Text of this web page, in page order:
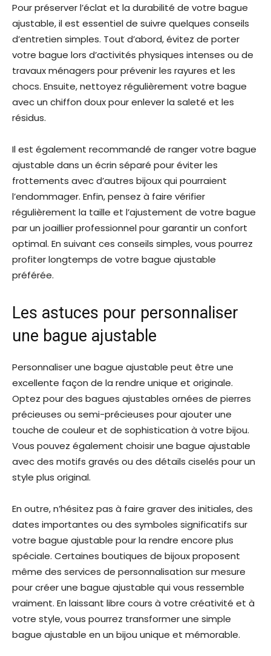
Pour préserver l’éclat et la durabilité de votre bague
ajustable, il est essentiel de suivre quelques conseils
d’entretien simples. Tout d’abord, évitez de porter
votre bague lors d’activités physiques intenses ou de
travaux ménagers pour prévenir les rayures et les
chocs. Ensuite, nettoyez régulièrement votre bague
avec un chiffon doux pour enlever la saleté et les
résidus.
Il est également recommandé de ranger votre bague
ajustable dans un écrin séparé pour éviter les
frottements avec d’autres bijoux qui pourraient
l’endommager. Enfin, pensez à faire vérifier
régulièrement la taille et l’ajustement de votre bague
par un joaillier professionnel pour garantir un confort
optimal. En suivant ces conseils simples, vous pourrez
profiter longtemps de votre bague ajustable
préférée.
Les astuces pour personnaliser
une bague ajustable
Personnaliser une bague ajustable peut être une
excellente façon de la rendre unique et originale.
Optez pour des bagues ajustables ornées de pierres
précieuses ou semi-précieuses pour ajouter une
touche de couleur et de sophistication à votre bijou.
Vous pouvez également choisir une bague ajustable
avec des motifs gravés ou des détails ciselés pour un
style plus original.
En outre, n’hésitez pas à faire graver des initiales, des
dates importantes ou des symboles significatifs sur
votre bague ajustable pour la rendre encore plus
spéciale. Certaines boutiques de bijoux proposent
même des services de personnalisation sur mesure
pour créer une bague ajustable qui vous ressemble
vraiment. En laissant libre cours à votre créativité et à
votre style, vous pourrez transformer une simple
bague ajustable en un bijou unique et mémorable.